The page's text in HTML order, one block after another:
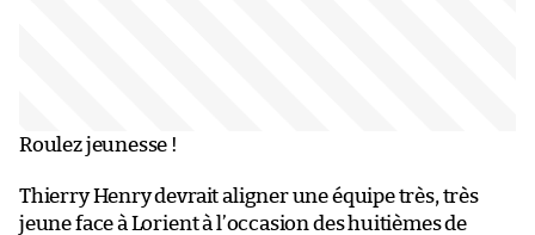
Roulez jeunesse !
Thierry Henry devrait aligner une équipe très, très
jeune face à Lorient à l’occasion des huitièmes de